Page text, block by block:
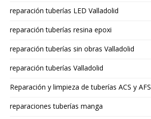
reparación tuberías LED Valladolid
reparación tuberías resina epoxi
reparación tuberías sin obras Valladolid
reparación tuberías Valladolid
Reparación y limpieza de tuberías ACS y AFS
reparaciones tuberías manga